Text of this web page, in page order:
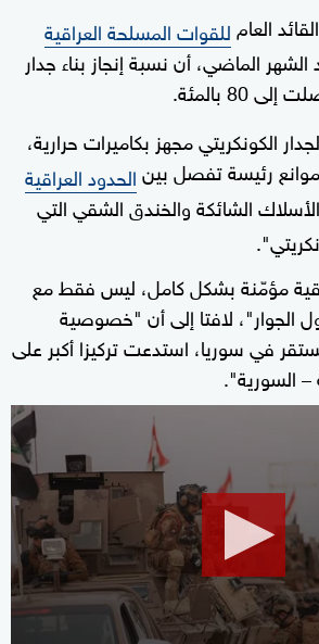
العام للقوات المسلحة العراقية
الماضي، أن نسبة إنجاز بناء جدار
80 بالمئة.
الكونكريتي مجهز بكاميرات حرارية،
رئيسة تفصل بينالحدود العراقية
الشائكة والخندق الشقي التي
مؤمّنة بشكل كامل، ليس فقط مع
الجوار"، لافتا إلى أن "خصوصية
في سوريا، استدعت تركيزا أكبر على
– السورية".
0
seconds
of
27
minutes,
16
seconds